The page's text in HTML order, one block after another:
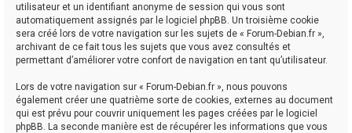
utilisateur et un identifiant anonyme de session qui vous sont
automatiquement assignés par le logiciel phpBB. Un troisième cookie
sera créé lors de votre navigation sur les sujets de « Forum-Debian.fr »,
archivant de ce fait tous les sujets que vous avez consultés et
permettant d’améliorer votre confort de navigation en tant qu’utilisateur.
Lors de votre navigation sur « Forum-Debian.fr », nous pouvons
également créer une quatrième sorte de cookies, externes au document
qui est prévu pour couvrir uniquement les pages créées par le logiciel
phpBB. La seconde manière est de récupérer les informations que vous